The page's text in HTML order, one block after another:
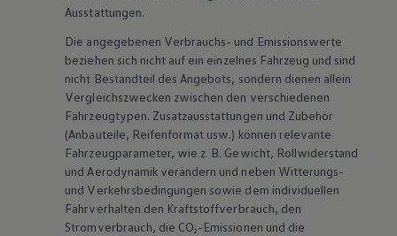
Ausstattungen.
Die angegebenen Verbrauchs- und Emissionswerte
beziehen sich nicht auf ein einzelnes Fahrzeug und sind
nicht Bestandteil des Angebots, sondern dienen allein
Vergleichszwecken zwischen den verschiedenen
Fahrzeugtypen. Zusatzausstattungen und Zubehör
(Anbauteile, Reifenformat usw.) können relevante
Fahrzeugparameter, wie z. B. Gewicht, Rollwiderstand
und Aerodynamik verändern und neben Witterungs-
und Verkehrsbedingungen sowie dem individuellen
Fahrverhalten den Kraftstoffverbrauch, den
Stromverbrauch, die CO₂-Emissionen und die